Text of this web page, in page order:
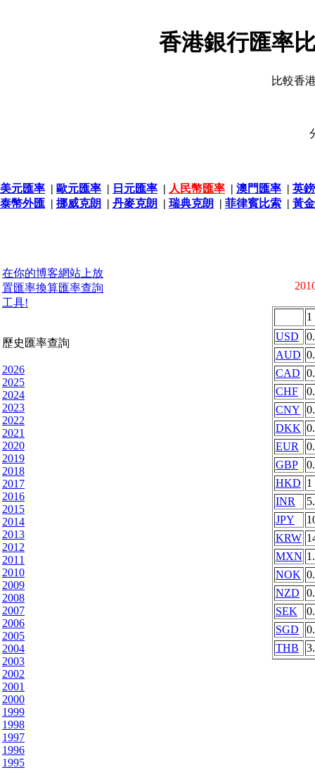
香港銀行匯率
比較香
美元匯率 | 歐元匯率 | 日元匯率 | 人民幣匯率 | 澳門匯率 | 英
泰幣外匯 | 挪威克朗 | 丹麥克朗 | 瑞典克朗 | 菲律賓比索 | 黃
在你的博客網站上放
置匯率換算匯率查詢
工具!
歷史匯率查詢
2026
2025
2024
2023
2022
2021
2020
2019
2018
2017
2016
2015
2014
2013
2012
2011
2010
2009
2008
2007
2006
2005
2004
2003
2002
2001
2000
1999
1998
1997
1996
1995
1
USD
AUD
CAD
CHF
CNY
DKK
EUR
GBP
HKD 1
INR
JPY
KRW
MXN
NOK
NZD
SEK
SGD
THB